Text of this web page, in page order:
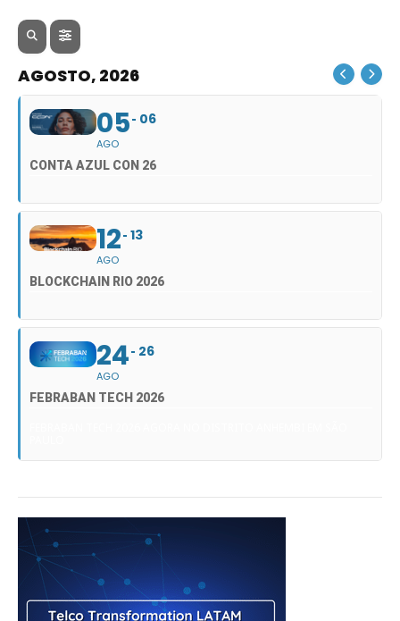
AGOSTO, 2026
05
AGO
06
CONTA AZUL CON 26
12
AGO
13
BLOCKCHAIN RIO 2026
24
AGO
26
FEBRABAN TECH 2026